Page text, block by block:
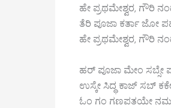
ಹೇ ಪ್ರಥಮೇಶ್ವರ, ಗೌರಿ
ತೆರಿ ಪೂಜಾ ಕರ್ತಾ ಜೋ
ಹೇ ಪ್ರಥಮೇಶ್ವರ, ಗೌರಿ
ಹರ್ ಪೂಜಾ ಮೇಂ ಸಬ್ಸೇ
ಉಸ್ಕೇ ಸಿದ್ಧ ಕಾಜ್ ಸಬ್
ಓಂ ಗಂ ಗಣಪತಯೇ